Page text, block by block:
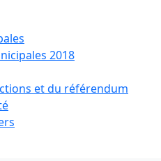
2018
et du référendum